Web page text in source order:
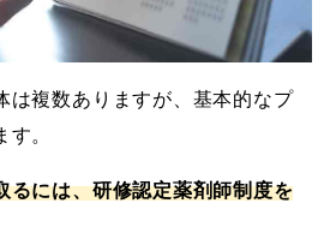
は複数ありますが、基本的なプ
。
るには、研修認定薬剤師制度を